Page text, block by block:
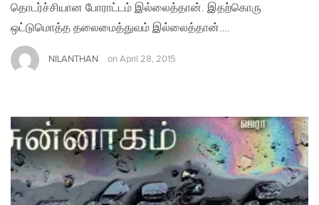
தொடர்ச்சியான போராட்டம் இல்லைத்தான். இதற்கொரு
ஒட்டுமொத்த தலைமைத்துவம் இல்லைத்தான்….
NILANTHAN on April 28, 2015